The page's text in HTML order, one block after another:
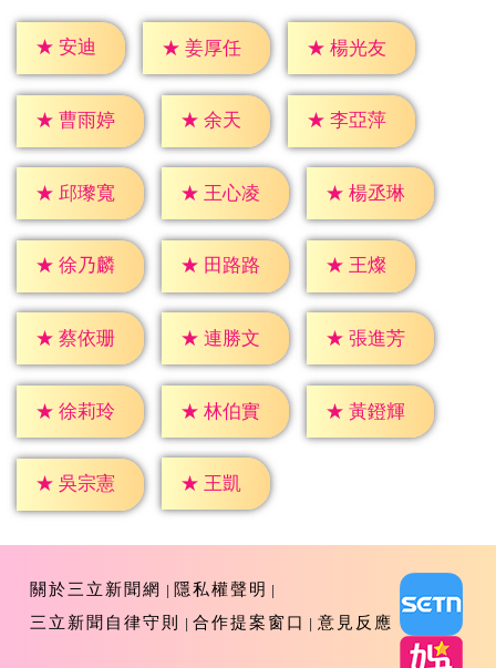
★ 安迪 ★ 姜厚任 ★ 楊光友
★ 曹雨婷 ★ 余天 ★ 李亞萍
★ 邱瓈寬 ★ 王心凌 ★ 楊丞琳
★ 徐乃麟 ★ 田路路 ★ 王燦
★ 蔡依珊 ★ 連勝文 ★ 張進芳
★ 徐莉玲 ★ 林伯實 ★ 黃鐙輝
★ 吳宗憲 ★ 王凱
關於三立新聞網
隱私權聲明
三立新聞自律守則
合作提案窗口 意見反應